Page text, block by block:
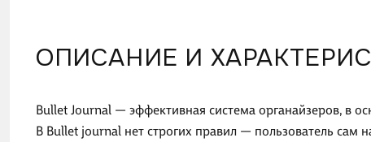
ОПИСАНИЕ И
Bullet Journal — эффективная система органайзеров, в
В Bullet journal нет строгих правил — пользователь сам